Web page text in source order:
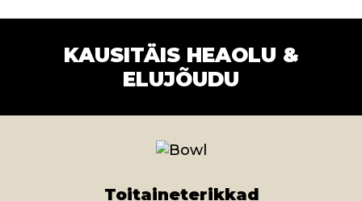
KAUSITÄIS HEAOLU &
ELUJÕUDU
Toitaineterikkad